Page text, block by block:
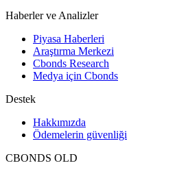
Haberler ve Analizler
Piyasa Haberleri
Araştırma Merkezi
Cbonds Research
Medya için Cbonds
Destek
Hakkımızda
Ödemelerin güvenliği
CBONDS OLD